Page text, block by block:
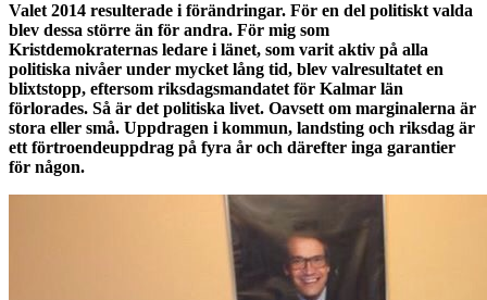
Valet 2014 resulterade i förändringar. För en del politiskt valda
blev dessa större än för andra. För mig som
Kristdemokraternas ledare i länet, som varit aktiv på alla
politiska nivåer under mycket lång tid, blev valresultatet en
blixtstopp, eftersom riksdagsmandatet för Kalmar län
förlorades. Så är det politiska livet. Oavsett om marginalerna är
stora eller små. Uppdragen i kommun, landsting och riksdag är
ett förtroendeuppdrag på fyra år och därefter inga garantier
för någon.